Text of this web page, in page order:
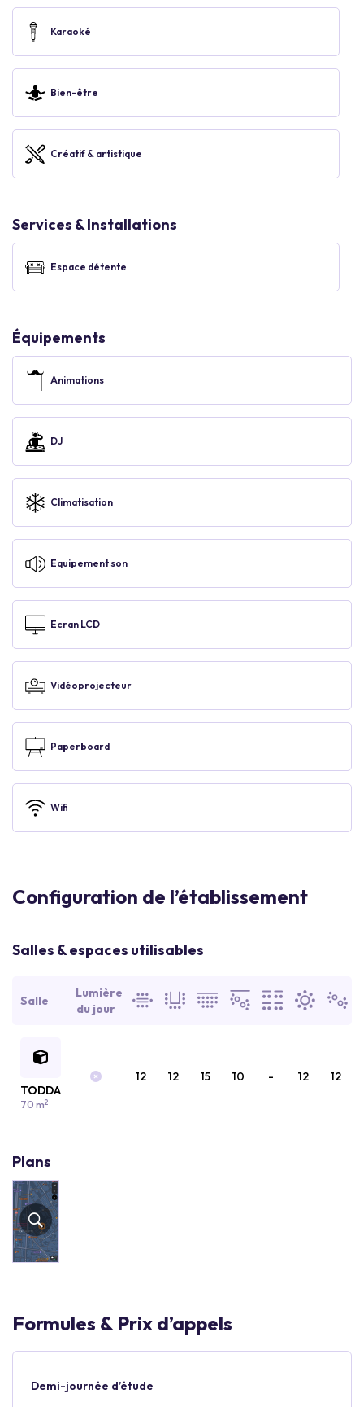
Karaoké
Bien-être
Créatif & artistique
Services & Installations
Espace détente
Équipements
Animations
DJ
Climatisation
Equipement son
Ecran LCD
Vidéoprojecteur
Paperboard
Wifi
Configuration de l’établissement
Salles & espaces utilisables
Salle
Lumière
du jour
TODDA
70 m2
12 12 15 10 - 12 12
Plans
Formules & Prix d’appels
Demi-journée d’étude